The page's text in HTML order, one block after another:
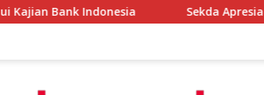
Sekda Apresiasi Inspektorat